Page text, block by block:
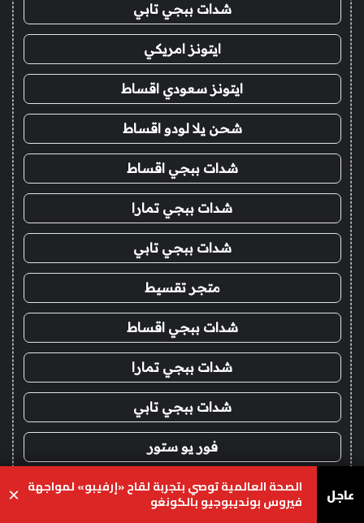
شدات ببجي تابي
ايتونز امريكي
ايتونز سعودي اقساط
شحن يلا لودو اقساط
شدات ببجي اقساط
شدات ببجي تمارا
شدات ببجي تابي
متجر تقسيط
شدات ببجي اقساط
شدات ببجي تمارا
شدات ببجي تابي
فور يو ستور
متجر 4u عاجل الصحة العالمية توصي بتجربة لقاح «إرفيبو» لمواجهة
فيروس بونديبوجيو بالكونغو ×